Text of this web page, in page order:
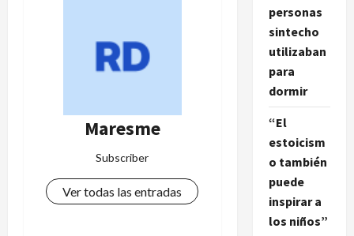
Maresme
Subscriber
Ver todas las entradas
personas
sintecho
utilizaban
para
dormir
“El
estoicism
o también
puede
inspirar a
los niños”